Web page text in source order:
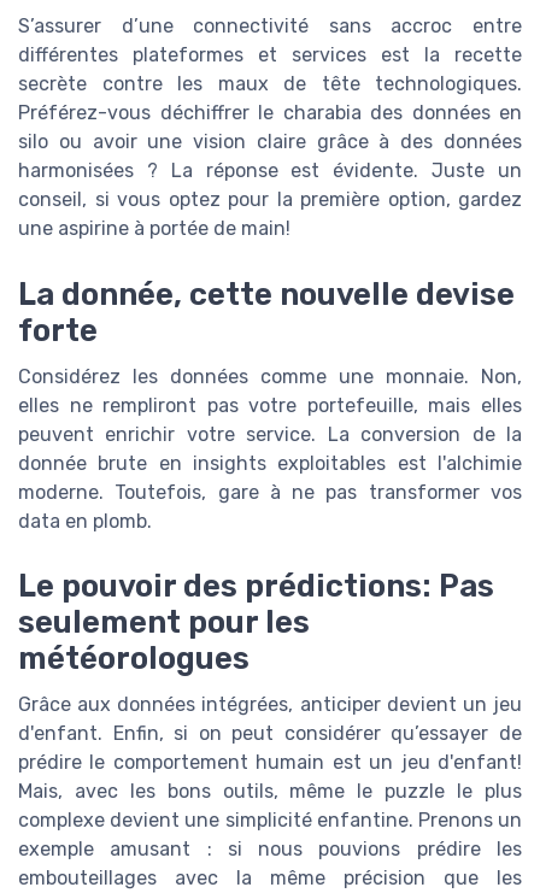
S’assurer d’une connectivité sans accroc entre
différentes plateformes et services est la recette
secrète contre les maux de tête technologiques.
Préférez-vous déchiffrer le charabia des données en
silo ou avoir une vision claire grâce à des données
harmonisées ? La réponse est évidente. Juste un
conseil, si vous optez pour la première option, gardez
une aspirine à portée de main!
La donnée, cette nouvelle devise
forte
Considérez les données comme une monnaie. Non,
elles ne rempliront pas votre portefeuille, mais elles
peuvent enrichir votre service. La conversion de la
donnée brute en insights exploitables est l'alchimie
moderne. Toutefois, gare à ne pas transformer vos
data en plomb.
Le pouvoir des prédictions: Pas
seulement pour les
météorologues
Grâce aux données intégrées, anticiper devient un jeu
d'enfant. Enfin, si on peut considérer qu’essayer de
prédire le comportement humain est un jeu d'enfant!
Mais, avec les bons outils, même le puzzle le plus
complexe devient une simplicité enfantine. Prenons un
exemple amusant : si nous pouvions prédire les
embouteillages avec la même précision que les